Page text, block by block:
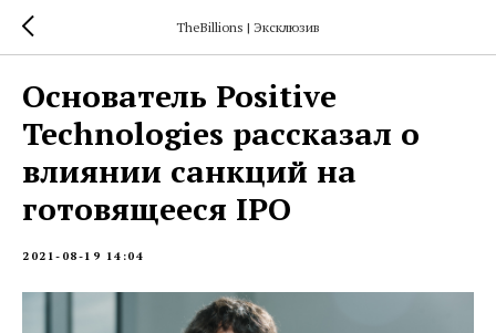
TheBillions | Эксклюзив
Основатель Positive
Technologies рассказал о
влиянии санкций на
готовящееся IPO
2021-08-19 14:04